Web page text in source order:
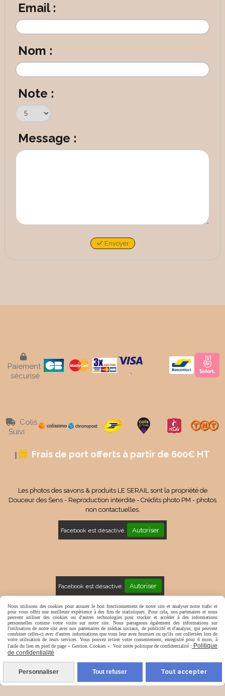
Email :
Nom :
Note :
Message :
Envoyer

Paiement
sécurisé

Colis
Suivi
 Frais de port offerts à partir de 600€ HT
Les photos des savons & produits LE SERAIL sont la propriété de
Douceur des Sens - Reproduction interdite - Crédits photo PM - photos
non contactuelles.
Facebook est désactivé. Autoriser
Facebook est désactivé. Autoriser
Mentions Légales Conditions générales de vente
Politique de confidentialité Gestion cookies Mon Compte
Nous utilisons des cookies pour assurer le bon fonctionnement de notre site et analyser notre trafic et
pour vous offrir une meilleure expérience à des fins de statistiques. Pour cela, nos partenaires et nous
peuvent utiliser des cookies ou d'autres technologies pour stocker et accéder à des informations
personnelles comme votre visite sur notre site. Nous partageons également des informations sur
l'utilisation de notre site avec nos partenaires de médias sociaux, de publicité et d'analyse, qui peuvent
combiner celles-ci avec d'autres informations que vous leur avez fournies ou qu'ils ont collectées lors de
votre utilisation de leurs services. Vous pouvez retirer votre consentement, enregistré pour 6 mois, à
l'aide du lien en pied de page « Gestion Cookies ». Voir notre politique de confidentialité : Politique
de confidentialité
Personnaliser Tout refuser Tout accepter